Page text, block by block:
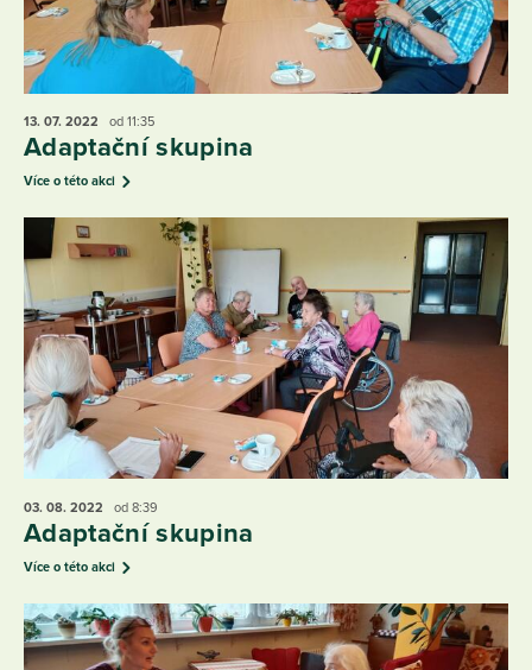
13. 07. 2022 od 11:35
Adaptační skupina
Více o této akci
03. 08. 2022 od 8:39
Adaptační skupina
Více o této akci